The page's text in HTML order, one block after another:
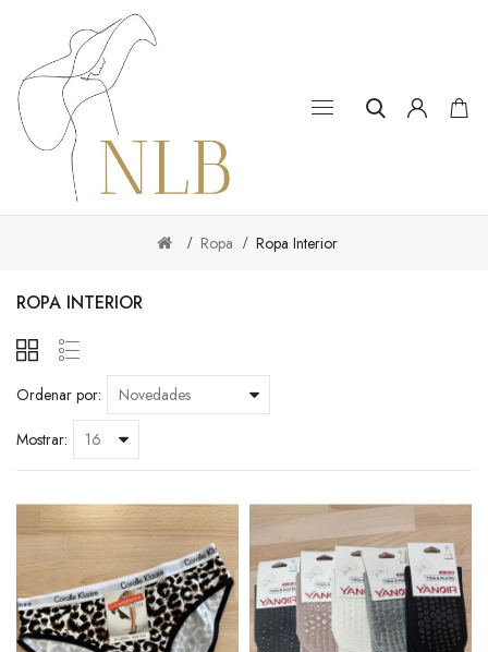
Ropa Ropa Interior
ROPA INTERIOR
Ordenar por:
Mostrar: